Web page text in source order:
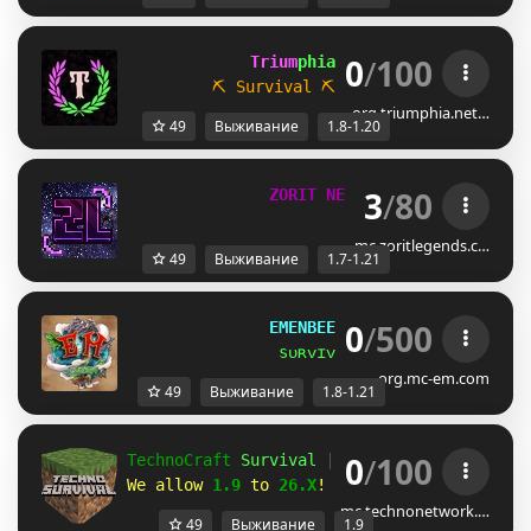
Triumphia
[1.8 / 1.20.x]
⛏ Survival
⛏ ☁ Parkour
0/100
org.triumphia.net…
49 Выживание 1.8-1.20
ZORIT NE OR K [ 1. .
3/80
mc.zoritlegends.c…
49 Выживание 1.7-1.21
EMENBEE REALMS [1.8 ➠ 1.21
sᴜʀᴠɪᴠᴀʟ ʜᴀs ʙᴇᴇɴ
0/500
org.mc-em.com
49 Выживание 1.8-1.21
TechnoCraft Survival | Hello, player!
We allow 1.9 to 26.X! 0/100
mc.technonetwork.…
49 Выживание 1.9